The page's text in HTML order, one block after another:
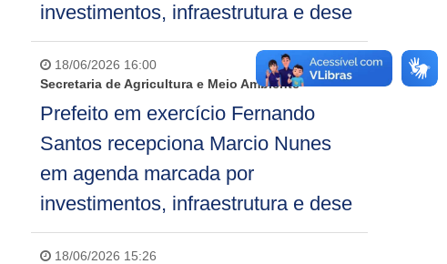
investimentos, infraestrutura e dese
18/06/2026 16:00
Secretaria de Agricultura e Meio Ambiente
Prefeito em exercício Fernando
Santos recepciona Marcio Nunes
em agenda marcada por
investimentos, infraestrutura e dese
18/06/2026 15:26